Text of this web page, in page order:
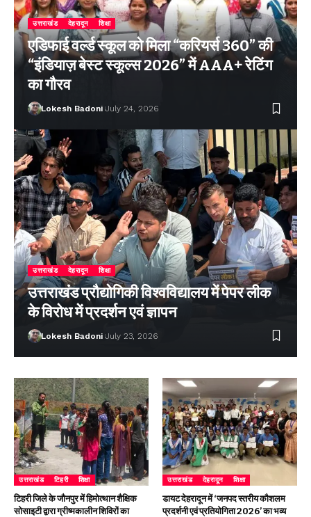
उत्तराखंड देहरादून शिक्षा
एडिफाई वर्ल्ड स्कूल को मिला “करियर्स 360” की
“इंडियाज़ बेस्ट स्कूल्स 2026” में AAA+ रेटिंग
का गौरव
Lokesh Badoni July 24, 2026
उत्तराखंड देहरादून शिक्षा
उत्तराखंड प्रौद्योगिकी विश्वविद्यालय में पेपर लीक
के विरोध में प्रदर्शन एवं ज्ञापन
Lokesh Badoni July 23, 2026
उत्तराखंड टिहरी शिक्षा
टिहरी जिले के जौनपुर में हिमोत्थान शैक्षिक
सोसाइटी द्वारा ग्रीष्मकालीन शिविरों का
उत्तराखंड देहरादून शिक्षा
डायट देहरादून में ‘जनपद स्तरीय कौशलम
प्रदर्शनी एवं प्रतियोगिता 2026’ का भव्य